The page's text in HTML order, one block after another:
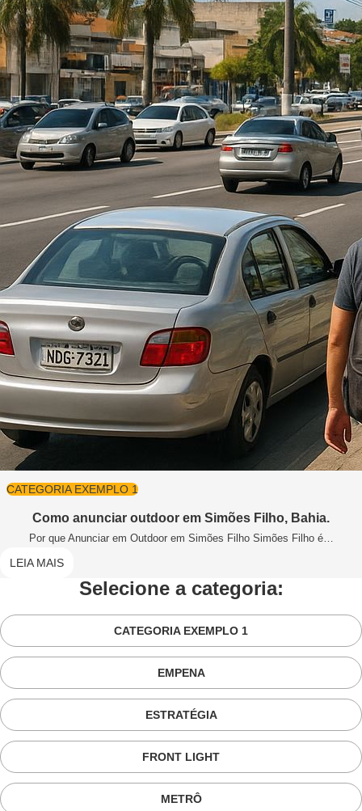
CATEGORIA EXEMPLO 1
Como anunciar outdoor em Simões Filho, Bahia.
Por que Anunciar em Outdoor em Simões Filho Simões Filho é…
LEIA MAIS
Selecione a categoria:
CATEGORIA EXEMPLO 1
EMPENA
ESTRATÉGIA
FRONT LIGHT
METRÔ